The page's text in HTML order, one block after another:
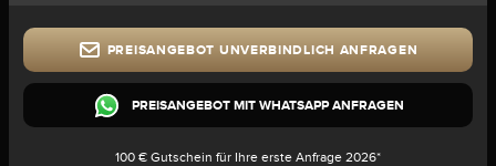
PREISANGEBOT UNVERBINDLICH ANFRAGEN
PREISANGEBOT MIT WHATSAPP ANFRAGEN
100 € Gutschein für Ihre erste Anfrage 2026*